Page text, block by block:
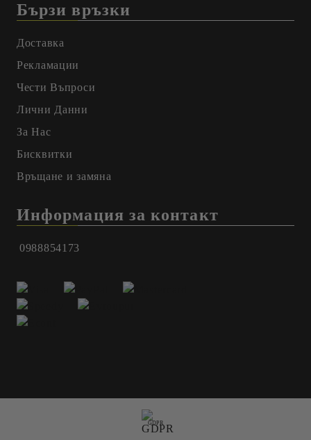
Бързи връзки
Доставка
Рекламации
Чести Въпроси
Лични Данни
За Нас
Бисквитки
Връщане и замяна
Информация за контакт
0988854173
GDPR